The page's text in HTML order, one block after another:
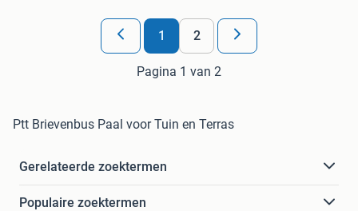
1 2
Pagina 1 van 2
Ptt Brievenbus Paal voor Tuin en Terras
Gerelateerde zoektermen
Populaire zoektermen